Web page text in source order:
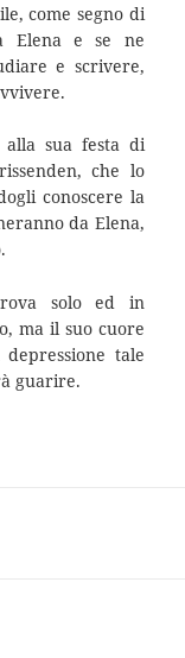
come segno di
Elena e se ne
e scrivere,
sua festa di
che lo
conoscere la
da Elena,
solo ed in
ma il suo cuore
tale
guarire.